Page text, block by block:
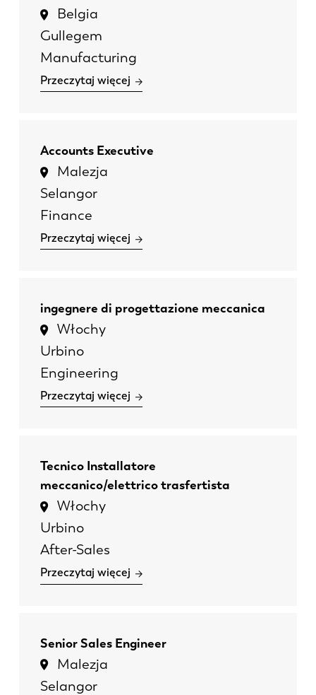
Belgia
Gullegem
Manufacturing
Przeczytaj więcej
Accounts Executive
Malezja
Selangor
Finance
Przeczytaj więcej
ingegnere di progettazione meccanica
Włochy
Urbino
Engineering
Przeczytaj więcej
Tecnico Installatore
meccanico/elettrico trasfertista
Włochy
Urbino
After-Sales
Przeczytaj więcej
Senior Sales Engineer
Malezja
Selangor
FR
DE
ES
KO